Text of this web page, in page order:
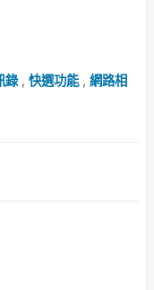
錄, 快選功能, 網路相